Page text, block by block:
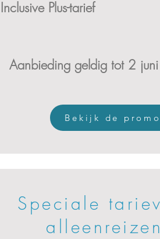
Inclusive Plus-tarief
Aanbieding geldig tot 2
Bekijk de promo
Speciale